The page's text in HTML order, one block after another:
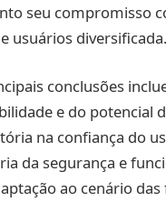
seu compromisso
usuários diversificada.
conclusões
e do potencial
na confiança do
da segurança e
ao cenário